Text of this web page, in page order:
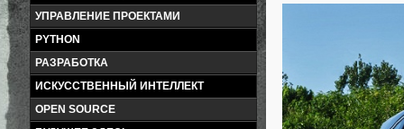
УПРАВЛЕНИЕ ПРОЕКТАМИ
PYTHON
РАЗРАБОТКА
ИСКУССТВЕННЫЙ ИНТЕЛЛЕКТ
OPEN SOURCE